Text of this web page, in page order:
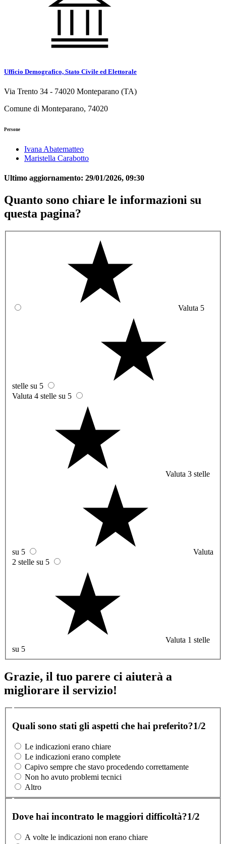
Ufficio Demografico, Stato Civile ed Elettorale
Via Trento 34 - 74020 Monteparano (TA)
Comune di Monteparano, 74020
Persone
Ivana Abatematteo
Maristella Carabotto
Ultimo aggiornamento: 29/01/2026, 09:30
Quanto sono chiare le informazioni su
questa pagina?
Valuta 5
stelle su 5
Valuta 4 stelle su 5
Valuta 3 stelle
su 5
Valuta
2 stelle su 5
Valuta 1 stelle
su 5
Grazie, il tuo parere ci aiuterà a
migliorare il servizio!
Quali sono stati gli aspetti che hai preferito?1/2
Le indicazioni erano chiare
Le indicazioni erano complete
Capivo sempre che stavo procedendo correttamente
Non ho avuto problemi tecnici
Altro
Dove hai incontrato le maggiori difficoltà?1/2
A volte le indicazioni non erano chiare